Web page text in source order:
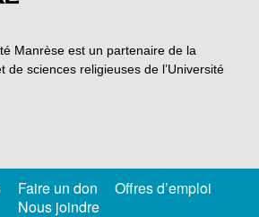
Manrèse est un partenaire de la
de sciences religieuses de l’Université
Faire un don
Offres d’emploi
Nous joindre